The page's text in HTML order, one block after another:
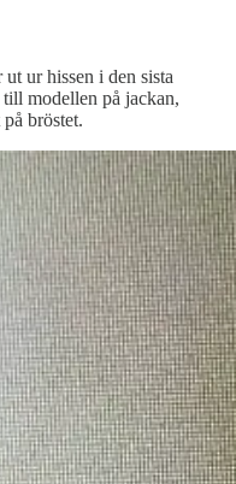
ur hissen i den sista
modellen på jackan,
bröstet.